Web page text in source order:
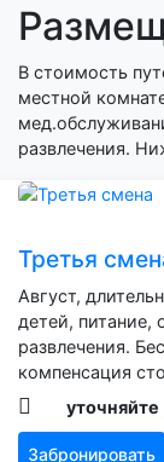
В стоимость
местной
развлечения.
Третья
Август,
детей, питание,
развлечения.
компенсация
уточняйте
Забронировать